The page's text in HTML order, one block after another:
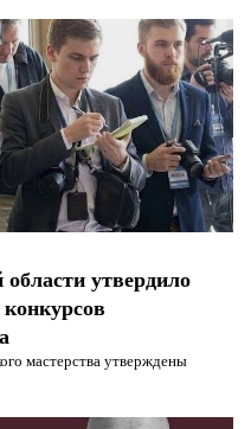
утвердило
мастерства утверждены